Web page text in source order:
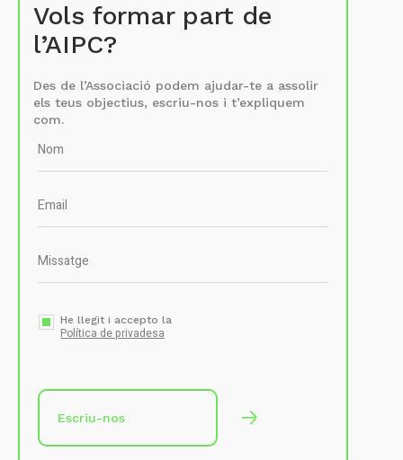
Vols formar part de
l’AIPC?
Des de l’Associació podem ajudar-te a assolir
els teus objectius, escriu-nos i t’expliquem
com.
He llegit i accepto la
Política de privadesa